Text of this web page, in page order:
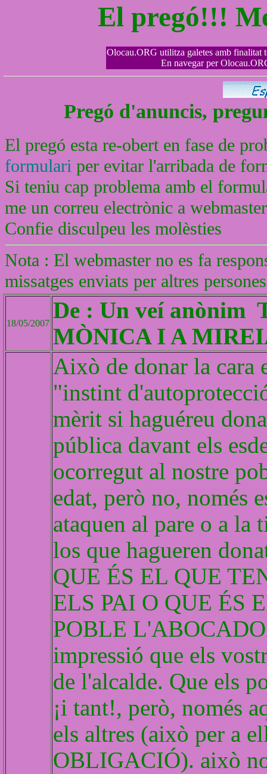
El pregó!!!
Olocau.ORG utilitza galetes amb finalitat
En navegar per
Pregó d'anuncis,
El pregó esta re-obert en fase de
formulariper evitar l'arribada de
Si teniu cap problema amb el
me un correu electrònic a
Confie disculpeu les molèsties
Nota : El webmaster no es fa
missatges enviats per altres
18/05/2007
De : Un veí anònim
MÒNICA I A
Això de donar la cara
"instint
mèrit si haguéreu
pública davant els
ocorregut al nostre
edat, però no, només
ataquen al pare o a la
los que hagueren
QUE ÉS EL QUE
ELS PAI O QUE ÉS
POBLE
impressió que els
de l'alcalde. Que els
¡i tant!, però, només
els altres (això per a
OBLIGACIÓ). això no